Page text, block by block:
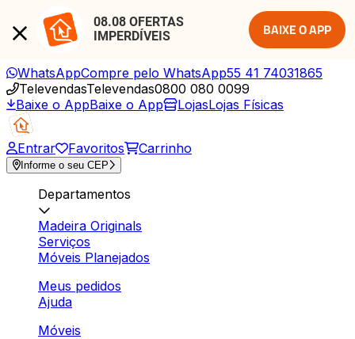
08.08 OFERTAS
IMPERDÍVEIS
BAIXE O APP
WhatsAppCompre pelo WhatsApp55 41 74031865
TelevendasTelevendas0800 080 0099
Baixe o AppBaixe o App LojasLojas Físicas
Entrar Favoritos Carrinho
Informe o seu CEP
Departamentos
Madeira Originals
Serviços
Móveis Planejados
Meus pedidos
Ajuda
Móveis